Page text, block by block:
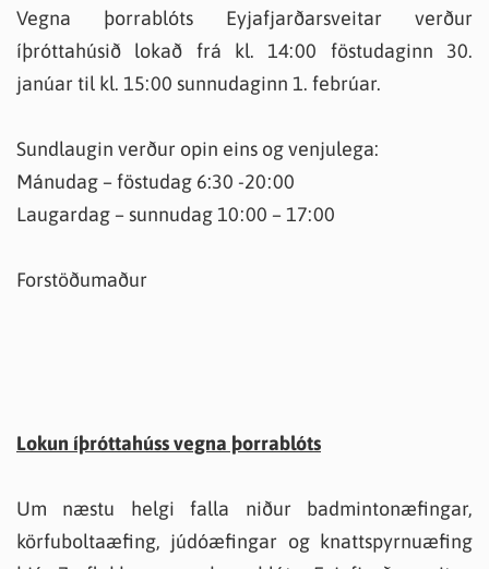
Vegna þorrablóts Eyjafjarðarsveitar verður
íþróttahúsið lokað frá kl. 14:00 föstudaginn 30.
janúar til kl. 15:00 sunnudaginn 1. febrúar.
Sundlaugin verður opin eins og venjulega:
Mánudag – föstudag 6:30 -20:00
Laugardag – sunnudag 10:00 – 17:00
Forstöðumaður
Lokun íþróttahúss vegna þorrablóts
Um næstu helgi falla niður badmintonæfingar,
körfuboltaæfing, júdóæfingar og knattspyrnuæfing